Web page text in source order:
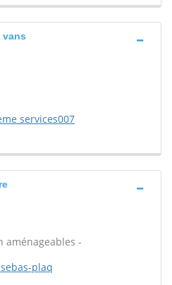
vans
services007
aménageables -
plaq